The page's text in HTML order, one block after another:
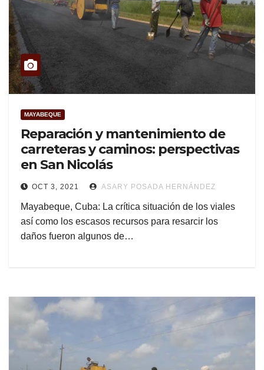
MAYABEQUE
Reparación y mantenimiento de
carreteras y caminos: perspectivas
en San Nicolás
OCT 3, 2021 ASARY POSADA HERNÁNDEZ
Mayabeque, Cuba: La crítica situación de los viales
así como los escasos recursos para resarcir los
daños fueron algunos de…